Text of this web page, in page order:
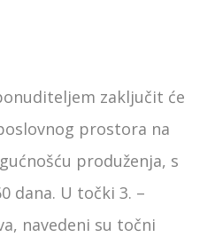
zaključit će
prostora na
produženja, s
dana. U točki 3. –
navedeni su točni